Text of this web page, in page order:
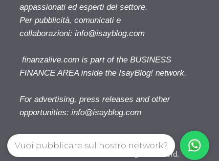
appassionati ed esperti del settore.
Per pubblicità, comunicati e
collaborazioni: info@isayblog.com
finanzalive.com is part of the BUSINESS
FINANCE AREA inside the IsayBlog! network.
For advertising, press releases and other
opportunities: info@isayblog.com
Finanzalive.com © 2026. All right reserverd.
Vuoi pubblicare sul nostro network?